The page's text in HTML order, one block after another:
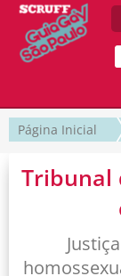
Página Inicial
Tribunal